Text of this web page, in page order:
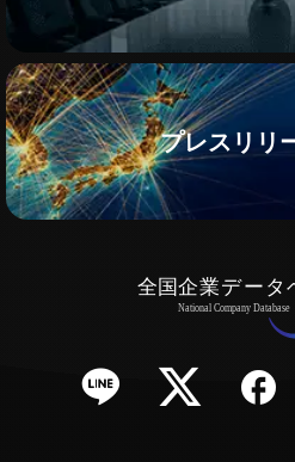
プレスリリ
Twitter Facebook YouTube